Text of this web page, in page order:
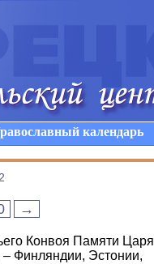
календарь
→
Конвоя Памяти Царя
– Финляндии, Эстонии,